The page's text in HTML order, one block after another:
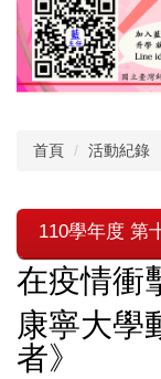
首頁 活動紀錄
110學年度 第
在疫情衝
康寧大學
者》